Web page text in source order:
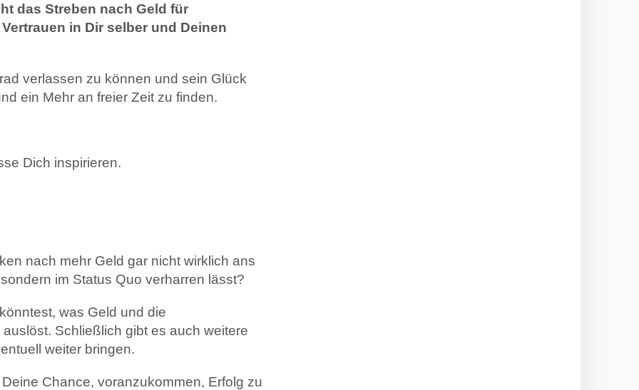
das Streben nach Geld für
in Dir selber und Deinen
verlassen zu können und sein Glück
ein Mehr an freier Zeit zu finden.
Dich inspirieren.
nach mehr Geld gar nicht wirklich ans
im Status Quo verharren lässt?
was Geld und die
Schließlich gibt es auch weitere
weiter bringen.
Chance, voranzukommen, Erfolg zu